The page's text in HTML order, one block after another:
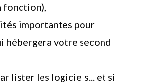
fonction),
importantes pour
hébergera votre second
lister les logiciels... et si